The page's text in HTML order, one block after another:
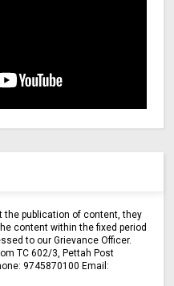
the publication of content, they
content within the fixed period
to our Grievance Officer.
TC 602/3, Pettah Post
9745870100 Email: